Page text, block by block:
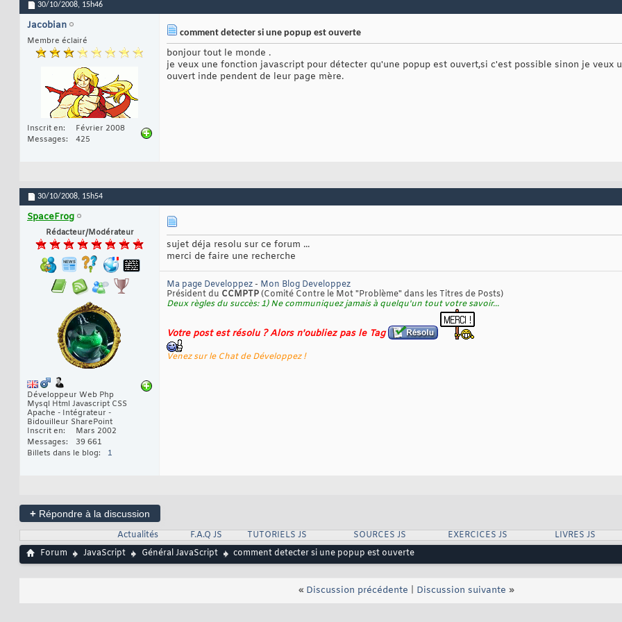
30/10/2008, 15h46
Jacobian
Membre éclairé
Inscrit en
Février 2008
Messages
425
comment detecter si une popup est ouverte
bonjour tout le monde .
je veux une fonction javascript pour détecter qu'une popup est ouvert,si c'est possible sinon je veux
ouvert inde pendent de leur page mère.
30/10/2008, 15h54
SpaceFrog
Rédacteur/Modérateur
Développeur Web Php
Mysql Html Javascript CSS
Apache - Intégrateur -
Bidouilleur SharePoint
Inscrit en
Mars 2002
Messages
39 661
Billets dans le blog
1
sujet déja resolu sur ce forum ...
merci de faire une recherche
Ma page Developpez- Mon Blog Developpez
Président du CCMPTP(Comité Contre le Mot "Problème" dans les Titres de Posts)
Deux règles du succès: 1) Ne communiquez jamais à quelqu'un tout votre savoir...
Votre post est résolu ? Alors n'oubliez pas le Tag
Venez sur le Chat de Développez !
+ Répondre à la discussion
Actualités
F.A.Q JS TUTORIELS JS SOURCES JS EXERCICES JS
LIVRES JS
Forum
JavaScript Général JavaScript comment detecter si une popup est ouverte
« Discussion précédente Discussion suivante »